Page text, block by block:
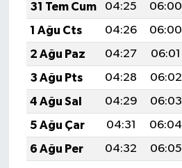
31 Tem Cum
04:25 06:00
1 Ağu Cts
04:26 06:00
2 Ağu Paz
04:27 06:01
3 Ağu Pts
04:28 06:02
4 Ağu Sal
04:29 06:03
5 Ağu Çar
04:31 06:04
6 Ağu Per
04:32 06:05